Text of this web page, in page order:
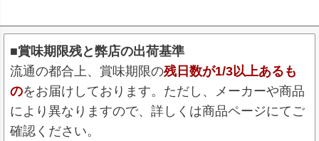
■賞味期限残と弊店の出荷基準
流通の都合上、賞味期限の残日数が1/3以上あるも
のをお届けしております。ただし、メーカーや商品
により異なりますので、詳しくは商品ページにてご
確認ください。